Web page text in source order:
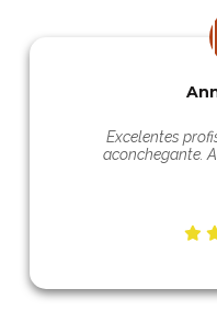
Excelentes
aconchegante.